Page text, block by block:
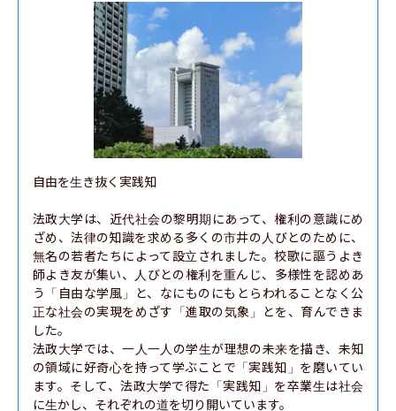
自由を生き抜く実践知
法政大学は、近代社会の黎明期にあって、権利の意識にめ
ざめ、法律の知識を求める多くの市井の人びとのために、
無名の若者たちによって設立されました。校歌に謳うよき
師よき友が集い、人びとの権利を重んじ、多様性を認めあ
う「自由な学風」と、なにものにもとらわれることなく公
正な社会の実現をめざす「進取の気象」とを、育んできま
した。
法政大学では、一人一人の学生が理想の未来を描き、未知
の領域に好奇心を持って学ぶことで「実践知」を磨いてい
ます。そして、法政大学で得た「実践知」を卒業生は社会
に生かし、それぞれの道を切り開いています。